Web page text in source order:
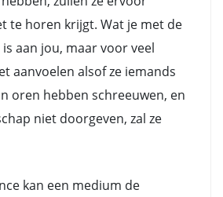
te horen krijgt. Wat je met de
aan jou, maar voor veel
aanvoelen alsof ze iemands
oren hebben schreeuwen, en
niet doorgeven, zal ze
kan een medium de